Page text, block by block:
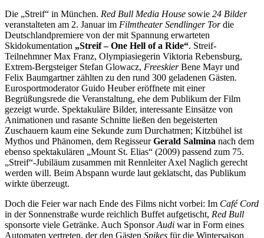
Die „Streif“ in München. Red Bull Media House sowie 24 Bilder
veranstalteten am 2. Januar im Filmtheater Sendlinger Tordie
Deutschlandpremiere von der mit Spannung erwarteten
Skidokumentation „Streif – One Hell of a Ride“. Streif-
Teilnehmner Max Franz, Olympiasiegerin Viktoria Rebensburg,
Extrem-Bergsteiger Stefan Glowacz, FreeskierBene Mayr und
Felix Baumgartner zählten zu den rund 300 geladenen Gästen.
Eurosportmoderator Guido Heuber eröffnete mit einer
Begrüßungsrede die Veranstaltung, ehe dem Publikum der Film
gezeigt wurde. Spektakuläre Bilder, interessante Einsätze von
Animationen und rasante Schnitte ließen den begeisterten
Zuschauern kaum eine Sekunde zum Durchatmen; Kitzbühel ist
Mythos und Phänomen, dem RegisseurGerald Salmina nach dem
ebenso spektakulären „Mount St. Elias“ (2009) passend zum 75.
„Streif“-Jubiläum zusammen mit Rennleiter Axel Naglich gerecht
werden will. Beim Abspann wurde laut geklatscht, das Publikum
wirkte überzeugt.
Doch die Feier war nach Ende des Films nicht vorbei: Im Café Cord
in der Sonnenstraße wurde reichlich Buffet aufgetischt, Red Bull
sponsorte viele Getränke. Auch SponsorAudi war in Form eines
Automaten vertreten, der den Gästen Spikes für die Wintersaison